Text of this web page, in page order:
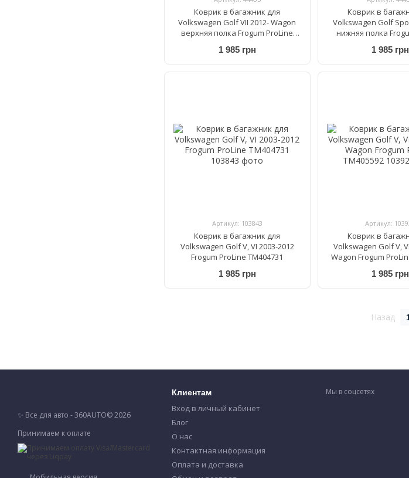
Коврик в багажник для
Volkswagen Golf VII 2012- Wagon
верхняя полка Frogum ProLine
1 985 грн
Коврик в
Volkswagen Golf
нижняя полка
1 985 грн
Артикул: 103843
Коврик в багажник для
Volkswagen Golf V, VI 2003-2012
Frogum ProLine TM404731
1 985 грн
Артикул:
Коврик в
Volkswagen Golf V,
Wagon Frogum
1 985 грн
Назад
✨ Все для авто - 360AUTO© 2026
Принимаем к оплате
Клиентам
Вход в личный кабинет
Блог
О нас
Контактная информация
Оплата и доставка
Мы в соцсетях